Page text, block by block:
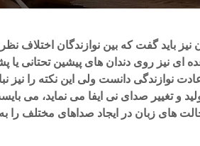
باید گفت که بین نوازندگان اختلاف
ای نیز روی دندان های پیشین تحتانی یا
نوازندگی دانست ولی این نکته را نیز
و تغییر صدای نی ایفا می نماید،‌ می
حالت های زبان در ایجاد صداهای مختلف